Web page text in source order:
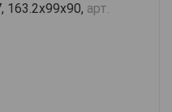
163.2х99х90, арт.